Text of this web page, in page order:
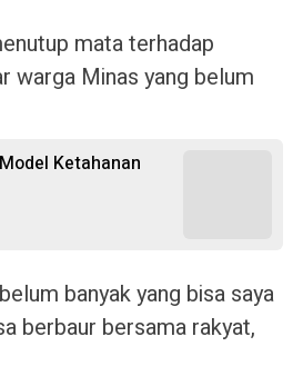
mata terhadap
warga Minas yang belum
Ketahanan
banyak yang bisa saya
berbaur bersama rakyat,